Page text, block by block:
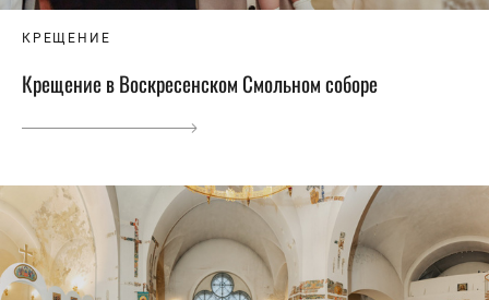
КРЕЩЕНИЕ
Крещение в Воскресенском Смольном соборе